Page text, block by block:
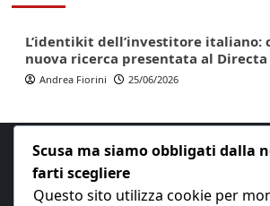
L’identikit dell’investitore italiano:
nuova ricerca presentata al Directa
Andrea Fiorini 25/06/2026
Scusa ma siamo obbligati dalla
farti scegliere
Questo sito utilizza cookie per